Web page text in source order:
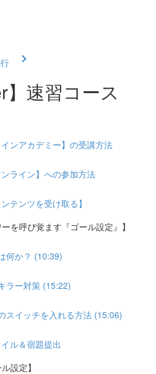
】速習コース
インアカデミー】の受講方法
ンライン】への参加方法
テンツを受け取る】
を呼び覚ます『ゴール設定』】
何か？ (10:39)
ラー対策 (15:22)
スイッチを入れる方法 (15:06)
ル＆宿題提出
設定】